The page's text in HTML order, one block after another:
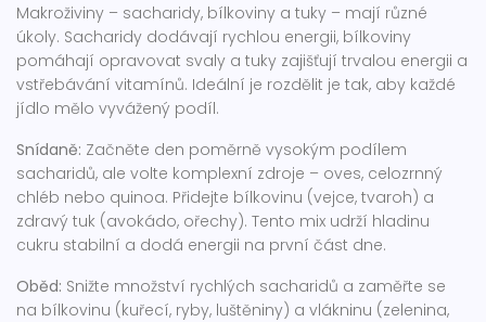
Makroživiny – sacharidy, bílkoviny a tuky – mají různé
úkoly. Sacharidy dodávají rychlou energii, bílkoviny
pomáhají opravovat svaly a tuky zajišťují trvalou energii a
vstřebávání vitamínů. Ideální je rozdělit je tak, aby každé
jídlo mělo vyvážený podíl.
Snídaně: Začněte den poměrně vysokým podílem
sacharidů, ale volte komplexní zdroje – oves, celozrnný
chléb nebo quinoa. Přidejte bílkovinu (vejce, tvaroh) a
zdravý tuk (avokádo, ořechy). Tento mix udrží hladinu
cukru stabilní a dodá energii na první část dne.
Oběd: Snižte množství rychlých sacharidů a zaměřte se
na bílkovinu (kuřecí, ryby, luštěniny) a vlákninu (zelenina,